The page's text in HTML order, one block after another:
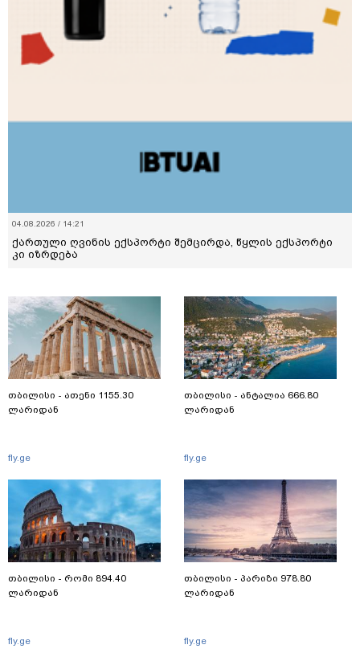
04.08.2026 / 14:21
ქართული ღვინის ექსპორტი შემცირდა, წყლის ექსპორტი
კი იზრდება
თბილისი - ათენი 1155.30
ლარიდან
fly.ge
თბილისი - რომი 894.40
ლარიდან
fly.ge
თბილისი - ანტალია 666.80
ლარიდან
fly.ge
თბილისი - პარიზი 978.80
ლარიდან
fly.ge